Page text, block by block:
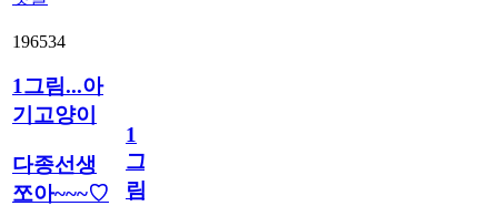
196534
1그림...아
기고양이
다종선생
쪼아~~~♡
1
그
림...